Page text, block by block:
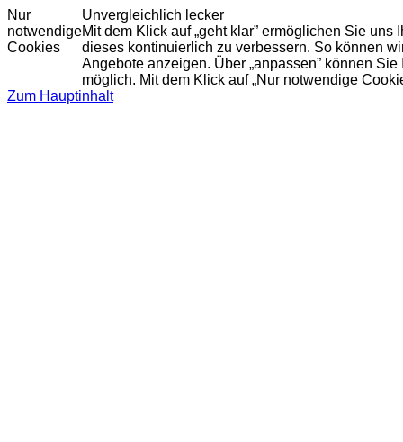
Nur
notwendige
Cookies
Unvergleichlich lecker
Mit dem Klick auf „geht klar” ermöglichen Sie
dieses kontinuierlich zu verbessern. So können
Angebote anzeigen. Über „anpassen” können
möglich. Mit dem Klick auf „Nur notwendige
Zum Hauptinhalt